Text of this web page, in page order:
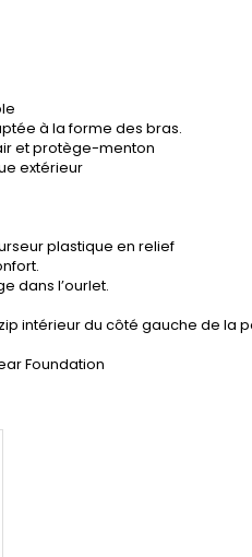
à la forme des bras.
et protège-menton
extérieur
plastique en relief
dans l’ourlet.
intérieur du côté gauche de la
Foundation